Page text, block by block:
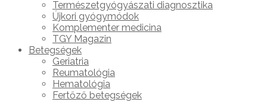
Természetgyógyászati diagnosztika
Újkori gyógymódok
Komplementer medicina
TGY Magazin
Betegségek
Geriatria
Reumatológia
Hematológia
Fertőző betegségek